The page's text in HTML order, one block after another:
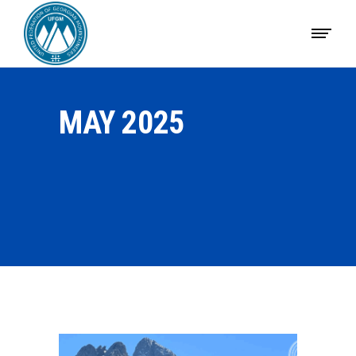
MAY 2025